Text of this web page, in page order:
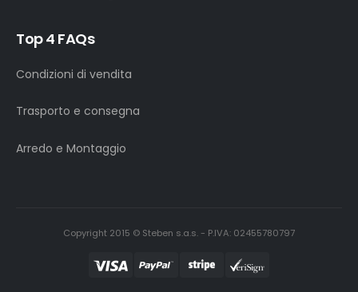
Top 4 FAQs
Condizioni di vendita
Trasporto e consegna
Arredo e Montaggio
Copyright 2015 © Steben s.a.s. - P.IVA: 02455780797